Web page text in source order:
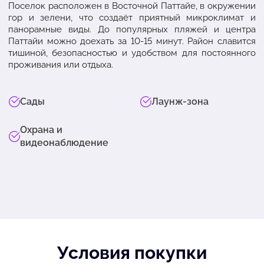
Поселок расположен в Восточной Паттайе, в окружении
гор и зелени, что создаёт приятный микроклимат и
панорамные виды. До популярных пляжей и центра
Паттайи можно доехать за 10-15 минут. Район славится
тишиной, безопасностью и удобством для постоянного
проживания или отдыха.
Сады Лаунж-зона
Охрана и
видеонаблюдение
Условия покупки